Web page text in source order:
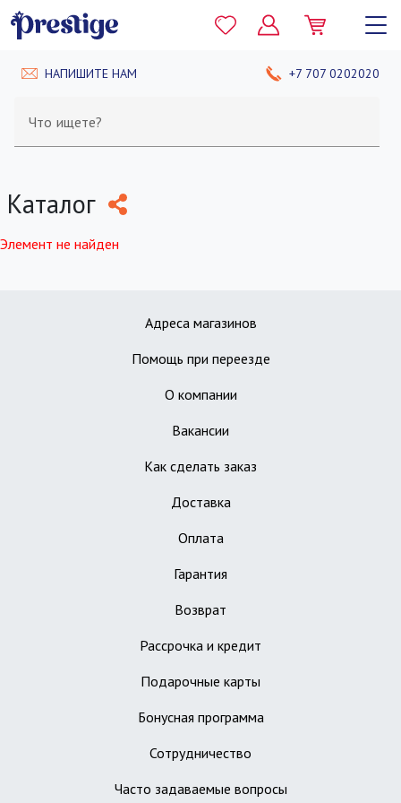
НАПИШИТЕ НАМ +7 707 0202020
Что ищете?
Каталог
Элемент не найден
Адреса магазинов
Помощь при переезде
О компании
Вакансии
Как сделать заказ
Доставка
Оплата
Гарантия
Возврат
Рассрочка и кредит
Подарочные карты
Бонусная программа
Сотрудничество
Часто задаваемые вопросы